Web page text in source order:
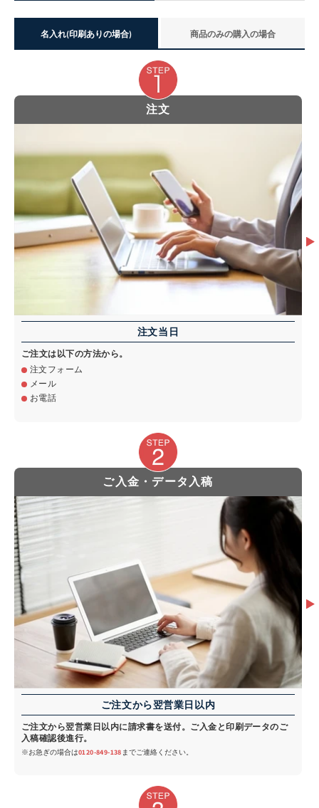
名入れ(印刷ありの場合) 商品のみの購入の場合
注文
注文当日
ご注文は以下の方法から。
注文フォーム
メール
お電話
ご入金・データ入稿
ご注文から翌営業日以内
ご注文から翌営業日以内に請求書を送付。ご入金と印刷データのご
入稿確認後進行。
※お急ぎの場合は0120-849-138 までご連絡ください。